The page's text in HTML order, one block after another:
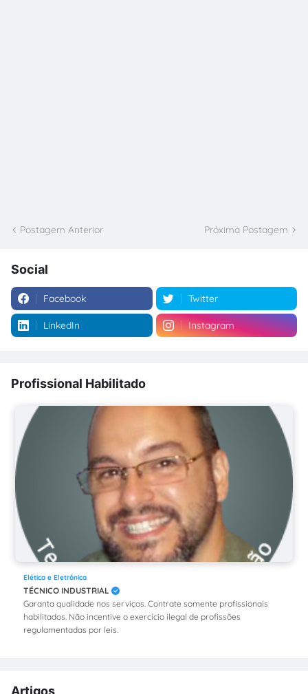
Postagem Anterior Próxima Postagem
Social
Facebook Twitter
LinkedIn Instagram
Profissional Habilitado
Elética e Eletrônica
TÉCNICO INDUSTRIAL
Garanta qualidade nos serviços. Contrate somente profissionais
habilitados. Não incentive o exercício ilegal de profissões
regulamentadas por leis.